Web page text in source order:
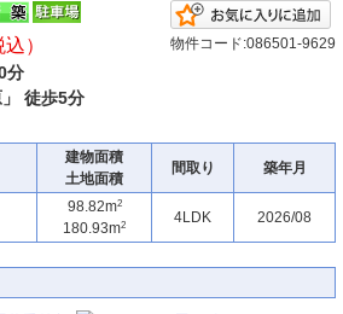
）
分
徒歩5分
物件コード:086501-9629
建物面積
土地面積
間取り 築年月
98.82m2
180.93m2 4LDK 2026/08